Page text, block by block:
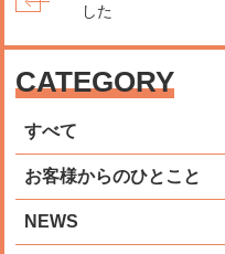
した
CATEGORY
すべて
お客様からのひとこと
NEWS